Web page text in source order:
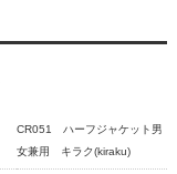
CR051 ハーフジャケット男
女兼用 キラク(kiraku)